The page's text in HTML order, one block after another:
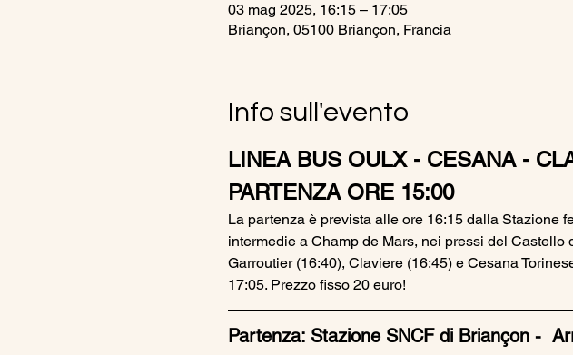
03 mag 2025, 16:15 – 17:05
Briançon, 05100 Briançon, Francia
Info sull'evento
LINEA BUS OULX - CESANA -
PARTENZA ORE 15:00
La partenza è prevista alle ore 16:15 dalla Stazione
intermedie a Champ de Mars, nei pressi del
Garroutier (16:40), Claviere (16:45) e Cesana
17:05. Prezzo fisso 20 euro!
Partenza: Stazione SNCF di Briançon -